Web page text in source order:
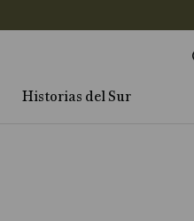
Historias del Sur